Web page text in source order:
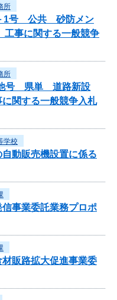
所
－1号 公共 砂防メン
工事に関する一般競争
所
他号 県単 道路新設
関する一般競争入札
学校
動販売機設置に係る
事業委託業務プロポ
販路拡大促進事業委